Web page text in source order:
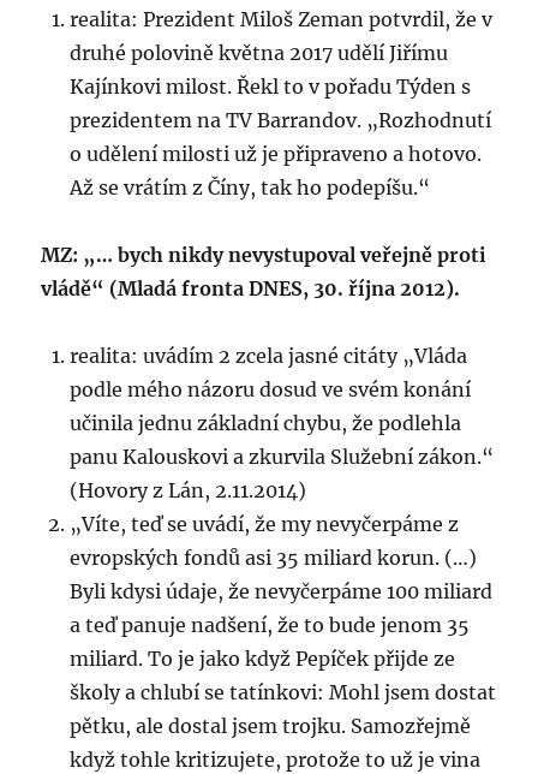
realita: Prezident Miloš Zeman potvrdil, že v
druhé polovině května 2017 udělí Jiřímu
Kajínkovi milost. Řekl to v pořadu Týden s
prezidentem na TV Barrandov. „Rozhodnutí
o udělení milosti už je připraveno a hotovo.
Až se vrátím z Číny, tak ho podepíšu.“
MZ: „… bych nikdy nevystupoval veřejně proti
vládě“ (Mladá fronta DNES, 30. října 2012).
realita: uvádím 2 zcela jasné citáty „Vláda
podle mého názoru dosud ve svém konání
učinila jednu základní chybu, že podlehla
panu Kalouskovi a zkurvila Služební zákon.“
(Hovory z Lán, 2.11.2014)
„Víte, teď se uvádí, že my nevyčerpáme z
evropských fondů asi 35 miliard korun. (…)
Byli kdysi údaje, že nevyčerpáme 100 miliard
a teď panuje nadšení, že to bude jenom 35
miliard. To je jako když Pepíček přijde ze
školy a chlubí se tatínkovi: Mohl jsem dostat
pětku, ale dostal jsem trojku. Samozřejmě
když tohle kritizujete, protože to už je vina